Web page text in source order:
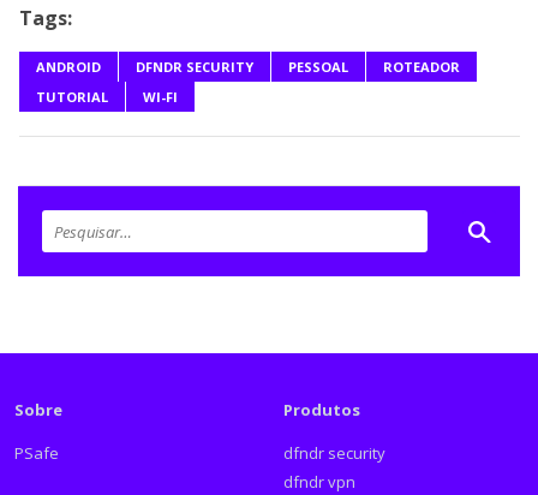
Tags:
ANDROID DFNDR SECURITY PESSOAL
ROTEADOR
TUTORIAL
WI-FI
Sobre
PSafe
Produtos
dfndr security
dfndr vpn